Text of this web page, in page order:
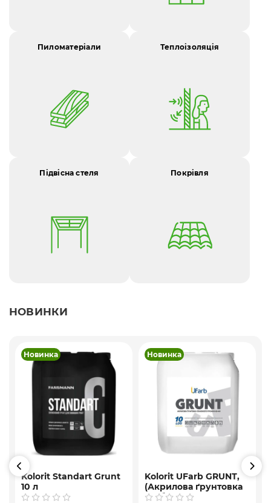
Пиломатеріали Теплоізоляція
Підвісна стеля Покрівля
НОВИНКИ
Новинка
Kolorit Standart Grunt
10 л
Новинка
Kolorit UFarb GRUNТ,
(Акрилова ґрунтовка
глибокого